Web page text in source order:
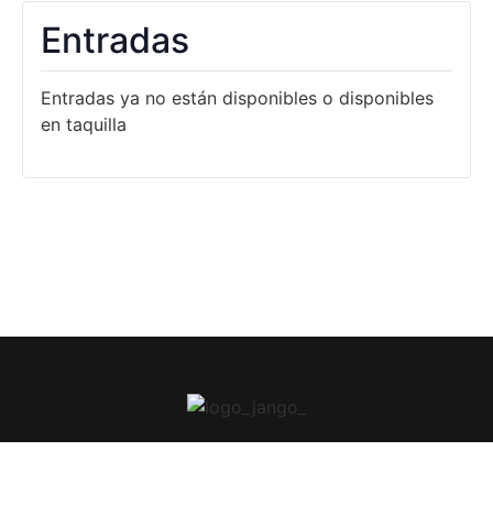
Entradas
Entradas ya no están disponibles o disponibles
en taquilla